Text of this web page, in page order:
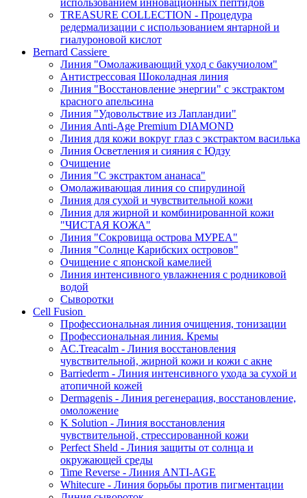
использованием инновационных пептидов
TREASURE COLLECTION - Процедура
редермализации с использованием янтарной и
гиалуроновой кислот
Bernard Cassiere
Линия "Омолаживающий уход с бакучиолом"
Антистрессовая Шоколадная линия
Линия "Восстановление энергии" с экстрактом
красного апельсина
Линия "Удовольствие из Лапландии"
Линия Anti-Age Premium DIAMOND
Линия для кожи вокруг глаз с экстрактом василька
Линия Осветления и сияния с Юдзу
Очищение
Линия "С экстрактом ананаса"
Омолаживающая линия со спирулиной
Линия для сухой и чувствительной кожи
Линия для жирной и комбинированной кожи
"ЧИСТАЯ КОЖА"
Линия "Сокровища острова МУРЕА"
Линия "Солнце Карибских островов"
Очищение с японской камелией
Линия интенсивного увлажнения с родниковой
водой
Сыворотки
Cell Fusion
Профессиональная линия очищения, тонизации
Профессиональная линия. Кремы
AC.Treacalm - Линия восстановления
чувствительной, жирной кожи и кожи с акне
Barriederm - Линия интенсивного ухода за сухой и
атопичной кожей
Dermagenis - Линия регенерация, восстановление,
омоложение
K Solution - Линия восстановления
чувствительной, стрессированной кожи
Perfect Sheld - Линия защиты от солнца и
окружающей среды
Time Reverse - Линия ANTI-AGE
Whitecure - Линия борьбы против пигментации